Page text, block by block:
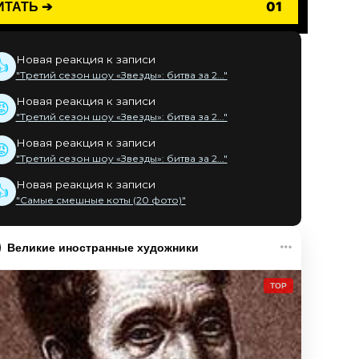
➔ 01
Новая реакция к записи
"Третий сезон шоу «Звезды»: битва за 2..."
Новая реакция к записи
"Третий сезон шоу «Звезды»: битва за 2..."
Новая реакция к записи
"Третий сезон шоу «Звезды»: битва за 2..."
Новая реакция к записи
"Самые смешные коты (20 фото)"
Великие иностранные художники
TOP